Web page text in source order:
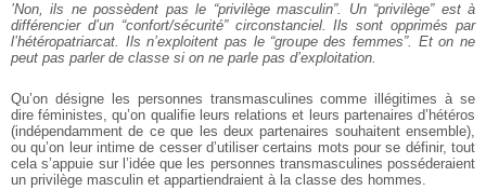
’Non, ils ne possèdent pas le “privilège masculin”. Un “privilège” est à
différencier d’un “confort/sécurité” circonstanciel. Ils sont opprimés par
l’hétéropatriarcat. Ils n’exploitent pas le “groupe des femmes”. Et on ne
peut pas parler de classe si on ne parle pas d’exploitation.
Qu’on désigne les personnes transmasculines comme illégitimes à se
dire féministes, qu’on qualifie leurs relations et leurs partenaires d’hétéros
(indépendamment de ce que les deux partenaires souhaitent ensemble),
ou qu’on leur intime de cesser d’utiliser certains mots pour se définir, tout
cela s’appuie sur l’idée que les personnes transmasculines posséderaient
un privilège masculin et appartiendraient à la classe des hommes.